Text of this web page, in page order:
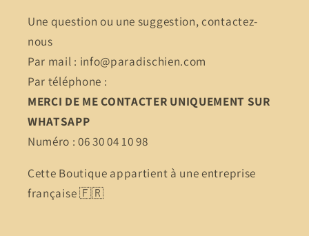
Une question ou une suggestion, contactez-
nous
Par mail : info@paradischien.com
Par téléphone :
MERCI DE ME CONTACTER UNIQUEMENT SUR
WHATSAPP
Numéro : 06 30 04 10 98
Cette Boutique appartient à une entreprise
française 🇫🇷